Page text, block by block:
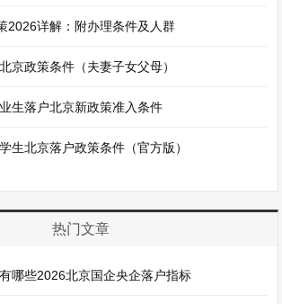
2026详解：附办理条件及人群
京政策条件（夫妻子女父母）
生落户北京新政策准入条件
生北京落户政策条件（官方版）
热门文章
哪些2026北京国企央企落户指标